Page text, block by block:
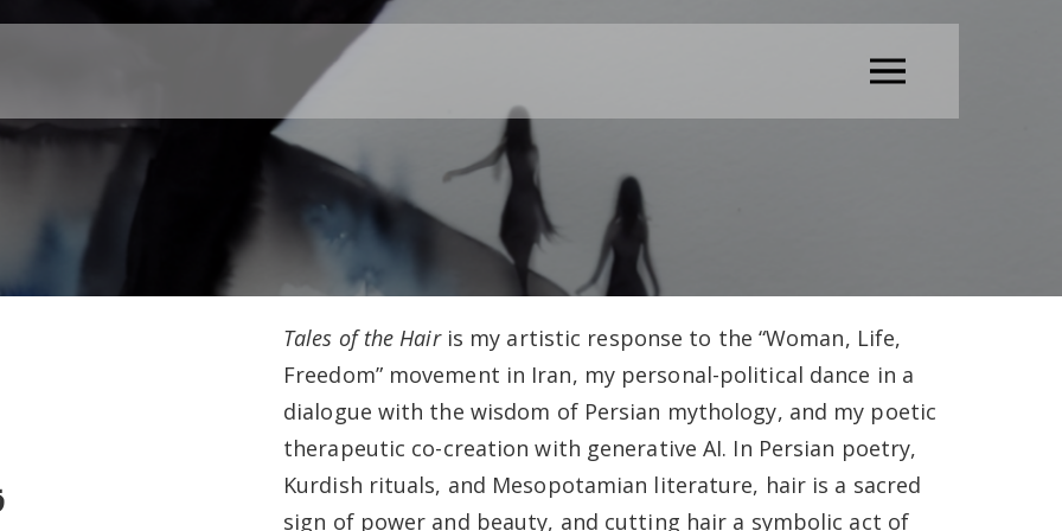
Tales of the Hairis my artistic response to the “Woman, Life,
Freedom” movement in Iran, my personal-political dance in a
dialogue with the wisdom of Persian mythology, and my poetic
therapeutic co-creation with generative AI. In Persian poetry,
Kurdish rituals, and Mesopotamian literature, hair is a sacred
sign of power and beauty, and cutting hair a symbolic act of